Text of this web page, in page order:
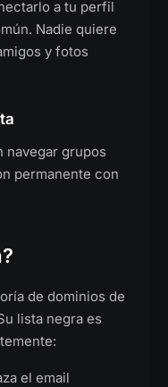
a tu perfil
Nadie quiere
y fotos
navegar grupos
permanente con
de dominios de
lista negra es
el email